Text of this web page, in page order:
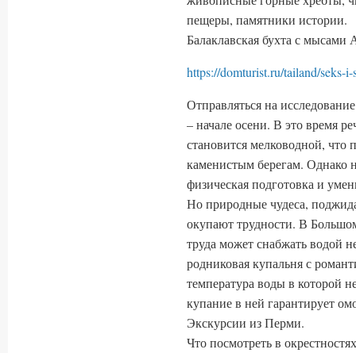
пещеры, памятники истории.
Балаклавская бухта с
https://domturist.ru/tailand/seks-
Отправляться на
– начале осени. В это время
становится мелководной, что
каменистым берегам. Однако
физическая подготовка и
Но природные чудеса,
окупают трудности. В
труда может снабжать водой
родниковая купальня с
температура воды в которой
купание в ней гарантирует
Экскурсии из Перми.
Что посмотреть в